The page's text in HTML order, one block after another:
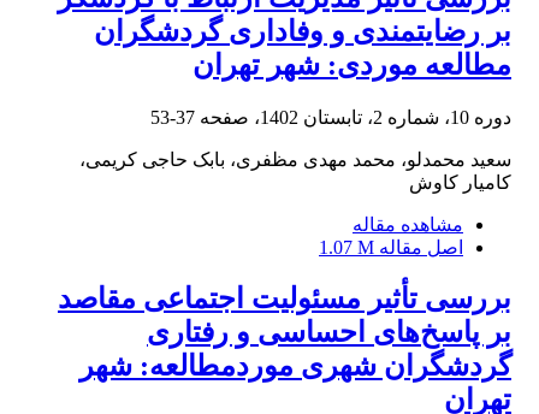
بر رضایتمندی و وفاداری گردشگران
مطالعه موردی: شهر تهران
دوره 10، شماره 2، تابستان 1402، صفحه 37-53
سعید محمدلو، محمد مهدی مظفری، بابک حاجی کریمی،
کامیار کاوش
مشاهده مقاله
اصل مقاله 1.07 M
بررسی تأثیر مسئولیت اجتماعی مقاصد
بر پاسخ‌های احساسی و رفتاری
گردشگران شهری موردمطالعه: شهر
تهران